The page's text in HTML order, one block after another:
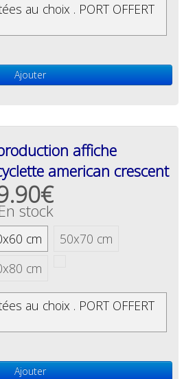
au choix . PORT OFFERT
Ajouter
affiche
american crescent
stock
cm
50x70 cm
cm
au choix . PORT OFFERT
Ajouter